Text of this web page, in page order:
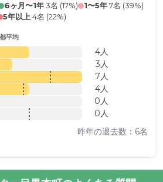
6ヶ月〜1年3名 (17%) 1〜5年7名 (39%)
5年以上4名 (22%)
平均
4人
3人
7人
4人
0人
0人
昨年の退去数：6名